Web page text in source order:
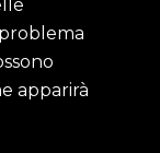
apparirà